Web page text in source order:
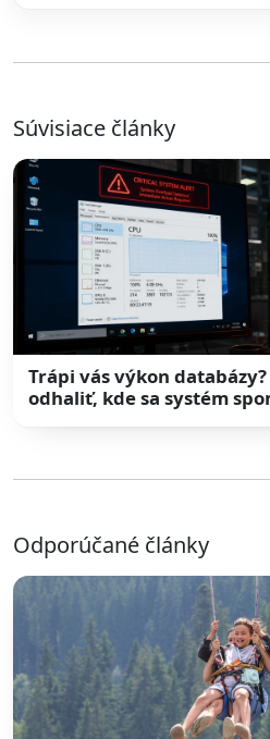
Súvisiace články
Trápi vás výkon databázy?
odhaliť, kde sa systém
Odporúčané články